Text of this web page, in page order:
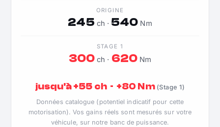
ORIGINE
245 ch · 540 Nm
STAGE 1
300 ch · 620Nm
jusqu'à +55 ch · +80 Nm (Stage 1)
Données catalogue (potentiel indicatif pour cette
motorisation). Vos gains réels sont mesurés sur votre
véhicule, sur notre banc de puissance.